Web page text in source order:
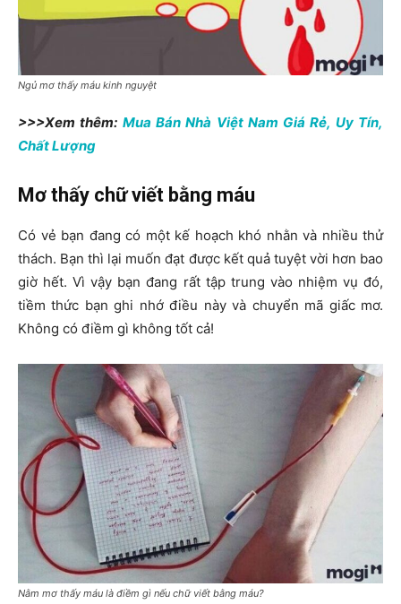
Ngủ mơ thấy máu kinh nguyệt
>>>Xem thêm: Mua Bán Nhà Việt Nam Giá Rẻ, Uy Tín,
Chất Lượng
Mơ thấy chữ viết bằng máu
Có vẻ bạn đang có một kế hoạch khó nhằn và nhiều thử
thách. Bạn thì lại muốn đạt được kết quả tuyệt vời hơn bao
giờ hết. Vì vậy bạn đang rất tập trung vào nhiệm vụ đó,
tiềm thức bạn ghi nhớ điều này và chuyển mã giấc mơ.
Không có điềm gì không tốt cả!
Nằm mơ thấy máu là điềm gì nếu chữ viết bằng máu?